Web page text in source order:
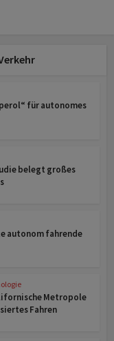
für autonomes
belegt großes
autonom fahrende
Metropole
Fahren